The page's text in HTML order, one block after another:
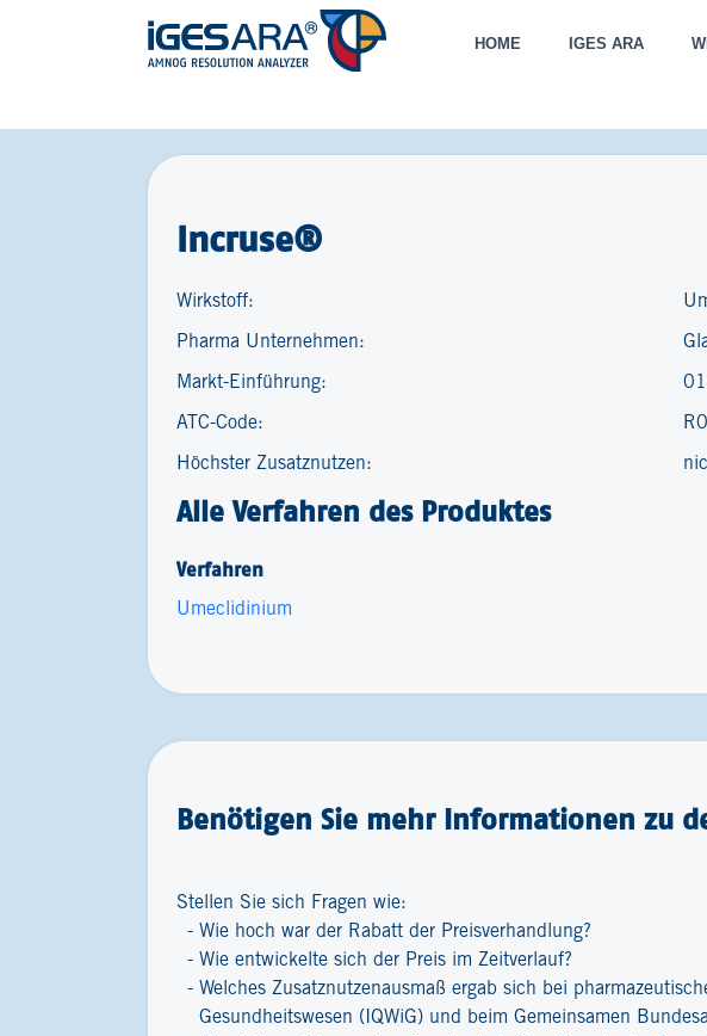
HOME IGES ARA
Incruse®
Wirkstoff:
Pharma Unternehmen:
Markt-Einführung:
ATC-Code:
Höchster Zusatznutzen:
Alle Verfahren des Produktes
Verfahren
Umeclidinium
Benötigen Sie mehr Informationen zu
Stellen Sie sich Fragen wie:
Wie hoch war der Rabatt der Preisverhandlung?
Wie entwickelte sich der Preis im Zeitverlauf?
Welches Zusatznutzenausmaß ergab sich bei
Gesundheitswesen (IQWiG) und beim Gemeinsamen